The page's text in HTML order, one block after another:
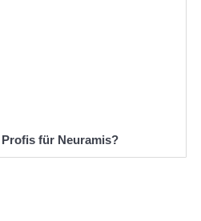
für Neuramis?